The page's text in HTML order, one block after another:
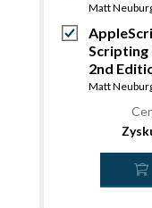
Matt
Scripting
2nd
Matt